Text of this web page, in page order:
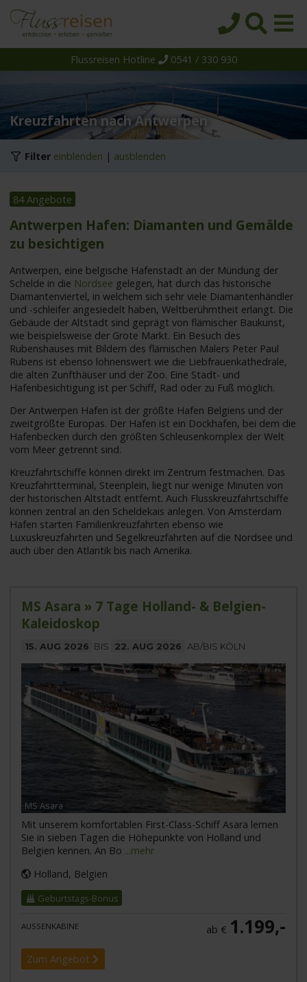
Reiseziele
Themen
Reedereien
Schiffe
Wissen
Suche
Flussreisen Hotline 0541 / 330 930
Kreuzfahrten nach Antwerpen
Filter einblenden | ausblenden
84 Angebote
Antwerpen Hafen: Diamanten und Gemälde
zu besichtigen
Antwerpen, eine belgische Hafenstadt an der Mündung der
Schelde in die Nordsee gelegen, hat durch das historische
Diamantenviertel, in welchem sich sehr viele Diamantenhändler
und -schleifer angesiedelt haben, Weltberühmtheit erlangt. Die
Gebäude der Altstadt sind geprägt von flämischer Baukunst,
wie beispielsweise der Grote Markt. Ein Besuch des
Rubenshauses mit Bildern des flämischen Malers Peter Paul
Rubens ist ebenso lohnenswert wie die Liebfrauenkathedrale,
die alten Zunfthäuser und der Zoo. Eine Stadt- und
Hafenbesichtigung ist per Schiff, Rad oder zu Fuß möglich.
Der Antwerpen Hafen ist der größte Hafen Belgiens und der
zweitgrößte Europas. Der Hafen ist ein Dockhafen, bei dem die
Hafenbecken durch den größten Schleusenkomplex der Welt
vom Meer getrennt sind.
Kreuzfahrtschiffe können direkt im Zentrum festmachen. Das
Kreuzfahrtterminal, Steenplein, liegt nur wenige Minuten von
der historischen Altstadt entfernt. Auch Flusskreuzfahrtschiffe
können zentral an den Scheldekais anlegen. Von Amsterdam
Hafen starten Familienkreuzfahrten ebenso wie
Luxuskreuzfahrten und Segelkreuzfahrten auf die Nordsee und
auch über den Atlantik bis nach Amerika.
MS Asara » 7 Tage Holland- & Belgien-
Kaleidoskop
15. AUG 2026 BIS 22. AUG 2026 AB/BIS KÖLN
MS Asara
Mit unserem komfortablen First-Class-Schiff Asara lernen
Sie in sieben Tagen die Höhepunkte von Holland und
Belgien kennen. An Bo ...mehr
Holland, Belgien
Geburtstags-Bonus
AUSSENKABINE ab € 1.199,-
Zum Angebot